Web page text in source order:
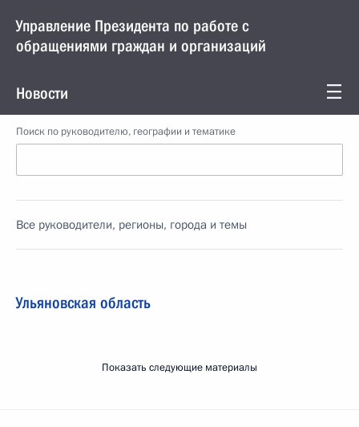
Управление Президента по работе с
обращениями граждан и организаций
Новости
Поиск по руководителю, географии и тематике
Все руководители, регионы, города и темы
Ульяновская область
Показать следующие материалы